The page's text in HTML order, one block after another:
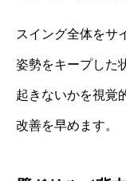
スイング全体をサ
姿勢をキープした
起きないかを視覚
改善を早めます。